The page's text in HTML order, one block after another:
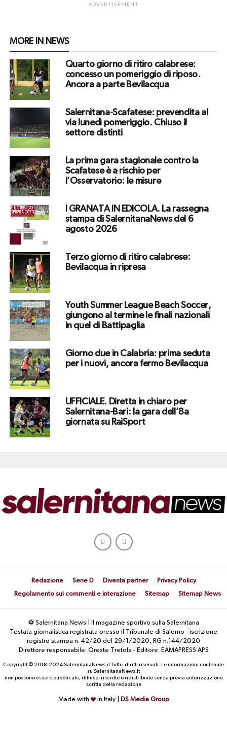
ADVERTISEMENT
MORE IN NEWS
Quarto giorno di ritiro calabrese:
concesso un pomeriggio di riposo.
Ancora a parte Bevilacqua
Salernitana-Scafatese: prevendita al
via lunedì pomeriggio. Chiuso il
settore distinti
La prima gara stagionale contro la
Scafatese è a rischio per
l’Osservatorio: le misure
I GRANATA IN EDICOLA. La rassegna
stampa di SalernitanaNews del 6
agosto 2026
Terzo giorno di ritiro calabrese:
Bevilacqua in ripresa
Youth Summer League Beach Soccer,
giungono al termine le finali nazionali
in quel di Battipaglia
Giorno due in Calabria: prima seduta
per i nuovi, ancora fermo Bevilacqua
UFFICIALE. Diretta in chiaro per
Salernitana-Bari: la gara dell’8a
giornata su RaiSport
Redazione Serie D Diventa partner
Privacy Policy
Regolamento sui commenti e interazione
Sitemap Sitemap News
⚽ Salernitana News | Il magazine sportivo sulla Salernitana
Testata giornalistica registrata presso il Tribunale di Salerno - iscrizione
registro stampa n. 42/20 del 29/1/2020, RG n.144/2020
Direttore responsabile: Oreste Tretola - Editore: EAMAPRESS APS
Copyright © 2018-2024 SalernitanaNews.it Tutti i diritti riservati. Le informazioni contenute
su SalernitanaNews.it
non possono essere pubblicate, diffuse, riscritte o ridistribuite senza previa autorizzazione
scritta della redazione
Made with in Italy | DS Media Group